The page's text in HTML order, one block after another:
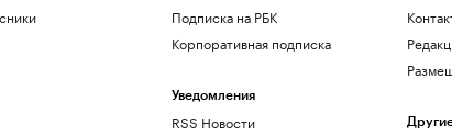
Подписка на РБК
Корпоративная подписка
Уведомления
RSS Новости